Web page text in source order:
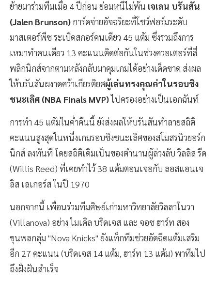
ย้ายมาร่วมทีมเมื่อ 4 ปีก่อน ย่อมหนีไม่พ้น เจเลน บรันสัน
(Jalen Brunson) การ์ดจ่ายอัจฉริยะที่โชว์ฟอร์มระดับ
มาสเตอร์พีซ ระเบิดสกอร์คนเดียว 45 แต้ม ซึ่งรวมถึงการ
เหมาทำคนเดียว 13 คะแนนติดต่อกันในช่วงควอเตอร์ที่สี่
พลิกนิกส์จากตามหลังกลับมาคุมเกมได้อย่างเด็ดขาด ส่งผล
ให้บรันสันผงาดคว้าเกียรติยศผู้เล่นทรงคุณค่าในรอบชิง
ชนะเลิศ (NBA Finals MVP)ไปครองอย่างเป็นเอกฉันท์
การทำ 45 แต้มในค่ำคืนนี้ ยังส่งผลให้บรันสันทำลายสถิติ
คะแนนสูงสุดในหนึ่งเกมรอบชิงชนะเลิศของสโมสรนิวยอร์ก
นิกส์ ลงทันที โดยสถิติเดิมเป็นของตำนานผู้ล่วงลับ วิลลิส รีด
(Willis Reed) ที่เคยทำไว้ 38 แต้มตอนเจอกับ ลอสแอนเจ
ลิส เลเกอร์ส ในปี 1970
นอกจากนี้ เพื่อนร่วมทีมศิษย์เก่ามหาวิทยาลัยวิลลาโนวา
(Villanova) อย่าง ไมเคิล บริดเจส และ จอช ฮาร์ท สอง
ขุนพลกลุ่ม "Nova Knicks" ยังแท็กทีมช่วยอัดฉีดแต้มเสริม
อีก 27 คะแนน (บริดเจส 14 แต้ม, ฮาร์ท 13 แต้ม) พาทีมไป
ถึงฝั่งฝันสำเร็จ